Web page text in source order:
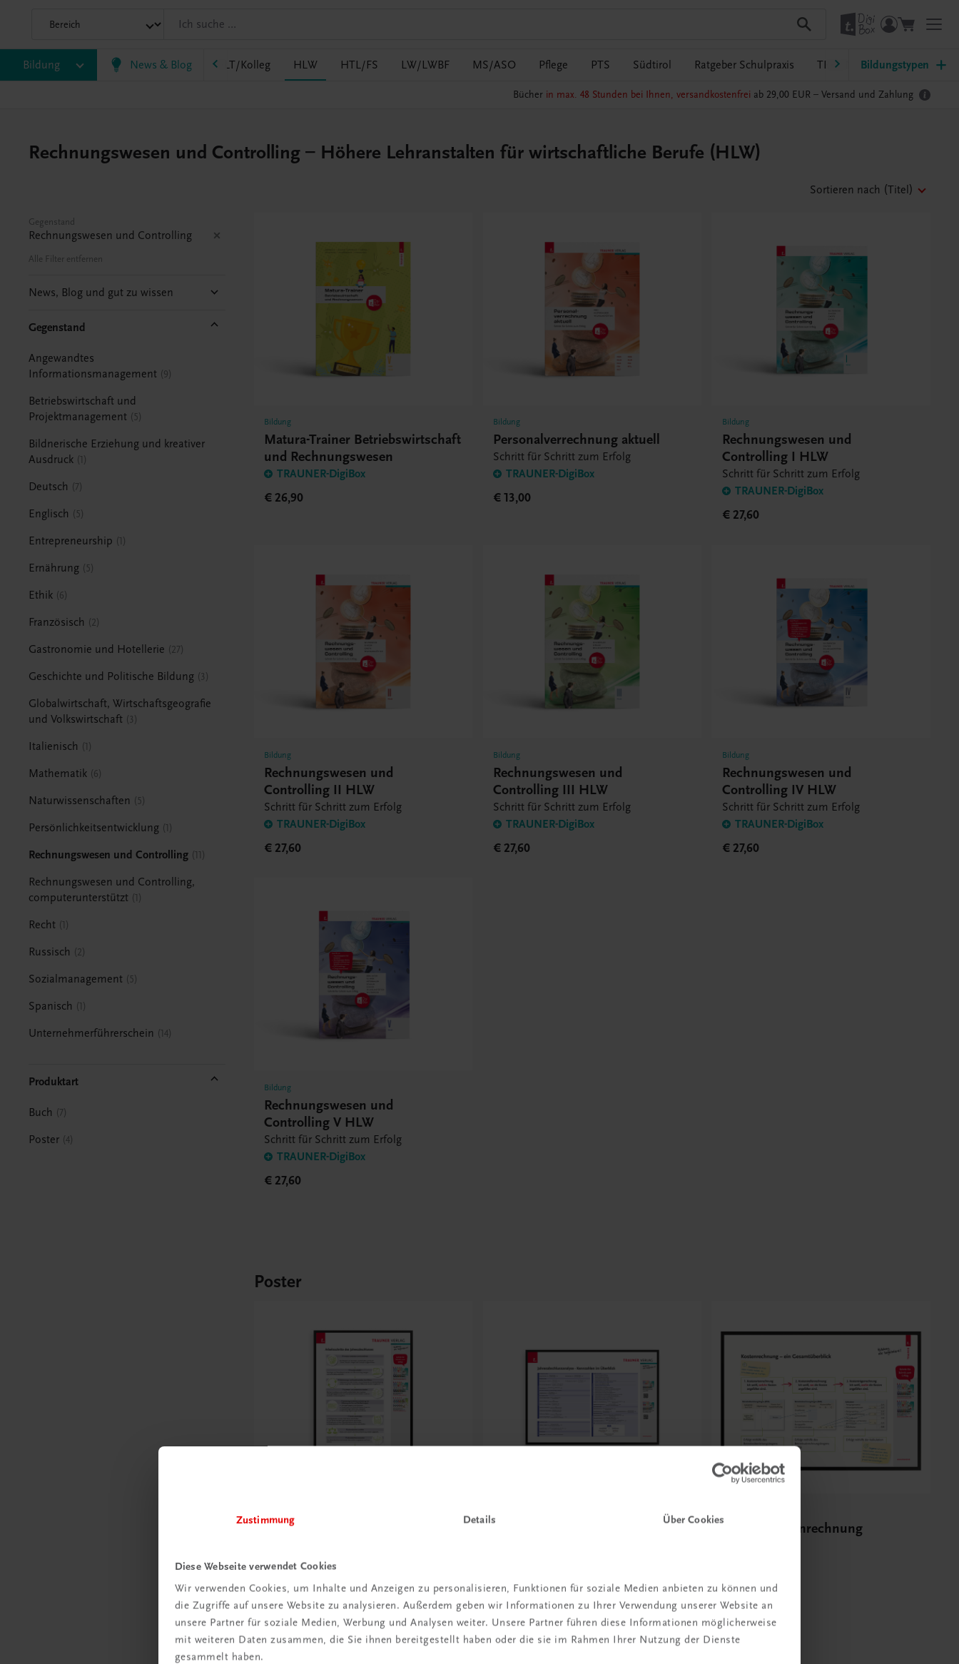
Zustimmung Details Über Cookies
Diese Webseite verwendet Cookies
Wir verwenden Cookies, um Inhalte und Anzeigen zu personalisieren, Funktionen für soziale Medien anbieten zu können und
die Zugriffe auf unsere Website zu analysieren. Außerdem geben wir Informationen zu Ihrer Verwendung unserer Website an
unsere Partner für soziale Medien, Werbung und Analysen weiter. Unsere Partner führen diese Informationen möglicherweise
mit weiteren Daten zusammen, die Sie ihnen bereitgestellt haben oder die sie im Rahmen Ihrer Nutzung der Dienste
gesammelt haben.
Bildung News & Blog
HF/TFS HLM/HLK HLPS/FSB HLT/Kolleg HLW HTL/FS LW/LWBF MS/ASO Pflege PTS Südtirol Ratgeber Schulpraxis TRAUNER-DigiBox
Bildungstypen
Bücher in max. 48 Stunden bei Ihnen, versandkostenfrei ab 29,00 EUR – Versand und Zahlung
Rechnungswesen und Controlling – Höhere Lehranstalten für wirtschaftliche Berufe (HLW)
Sortieren nach (Titel)
Gegenstand
Rechnungswesen und Controlling
Alle Filter entfernen
News, Blog und gut zu wissen
Gegenstand
Angewandtes
Informationsmanagement 9
Betriebswirtschaft und
Projektmanagement
5
Bildnerische Erziehung und kreativer
Ausdruck 1
Deutsch 7
Englisch 5
Entrepreneurship 1
Ernährung 5
Ethik 6
Französisch 2
Gastronomie und Hotellerie 27
Geschichte und Politische Bildung 3
Globalwirtschaft, Wirtschaftsgeografie
und Volkswirtschaft
3
Italienisch 1
Mathematik 6
Naturwissenschaften 5
Persönlichkeitsentwicklung 1
Rechnungswesen und Controlling 11
Rechnungswesen und Controlling,
computerunterstützt 1
Recht 1
Russisch 2
Sozialmanagement 5
Spanisch 1
Unternehmerführerschein 14
Produktart
Buch 7
Poster 4
Bildung
Matura-Trainer Betriebswirtschaft
und Rechnungswesen
TRAUNER-DigiBox
€ 26,90
Bildung
Personalverrechnung aktuell
Schritt für Schritt zum Erfolg
TRAUNER-DigiBox
€ 13,00
Bildung
Rechnungswesen und
Controlling I HLW
Schritt für Schritt zum Erfolg
TRAUNER-DigiBox
€ 27,60
Bildung
Rechnungswesen und
Controlling II HLW
Schritt für Schritt zum Erfolg
TRAUNER-DigiBox
€ 27,60
Bildung
Rechnungswesen und
Controlling III HLW
Schritt für Schritt zum Erfolg
TRAUNER-DigiBox
€ 27,60
Bildung
Rechnungswesen und
Controlling IV HLW
Schritt für Schritt zum Erfolg
TRAUNER-DigiBox
€ 27,60
Bildung
Rechnungswesen und
Controlling V HLW
Schritt für Schritt zum Erfolg
TRAUNER-DigiBox
€ 27,60
Poster
Poster: Arbeitsschritte des
€ 15,00
Poster: Jahresabschlussanalyse –
Poster: Kostenrechnung